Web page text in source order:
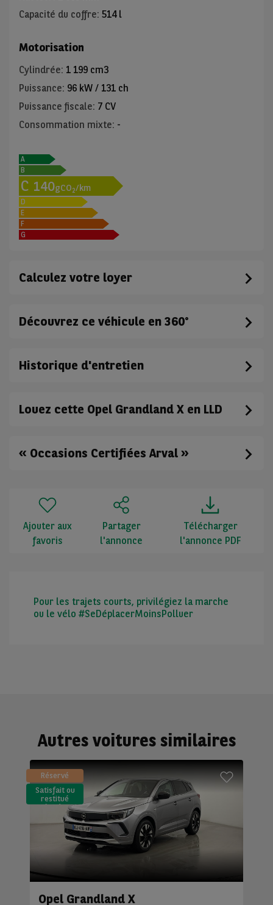
Capacité du coffre: 514 l
Motorisation
Cylindrée: 1 199 cm3
Puissance: 96 kW / 131 ch
Puissance fiscale: 7 CV
Consommation mixte: -
A
B
C 140gCO2/km
D
E
F
G
Calculez votre loyer
Découvrez ce véhicule en 360°
Historique d'entretien
Louez cette Opel Grandland X en LLD
« Occasions Certifiées Arval »
Ajouter aux
favoris
Partager
l'annonce
Télécharger
l'annonce PDF
Pour les trajets courts, privilégiez la marche
ou le vélo #SeDéplacerMoinsPolluer
Autres voitures similaires
Réservé
Satisfait ou
restitué
(LLD)*
Opel Grandland X